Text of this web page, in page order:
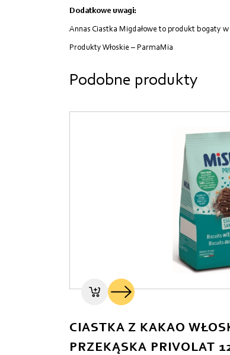
Dodatkowe uwagi:
Annas Ciastka Migdałowe to produkt bogaty
Produkty Włoskie – ParmaMia
Podobne produkty
CIASTKA Z KAKAO
PRZEKĄSKA PRIVOLAT